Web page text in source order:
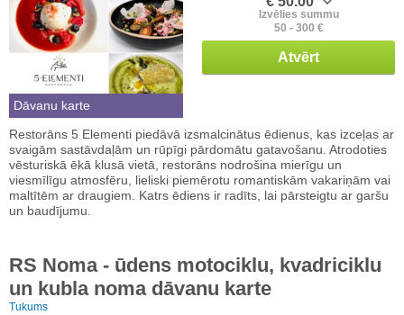
Dāvanu karte
Izvēlies summu
50 - 300 €
Atvērt
Restorāns 5 Elementi piedāvā izsmalcinātus ēdienus, kas izceļas ar
svaigām sastāvdaļām un rūpīgi pārdomātu gatavošanu. Atrodoties
vēsturiskā ēkā klusā vietā, restorāns nodrošina mierīgu un
viesmīlīgu atmosfēru, lieliski piemērotu romantiskām vakariņām vai
maltītēm ar draugiem. Katrs ēdiens ir radīts, lai pārsteigtu ar garšu
un baudījumu.
RS Noma - ūdens motociklu, kvadriciklu
un kubla noma dāvanu karte
Tukums